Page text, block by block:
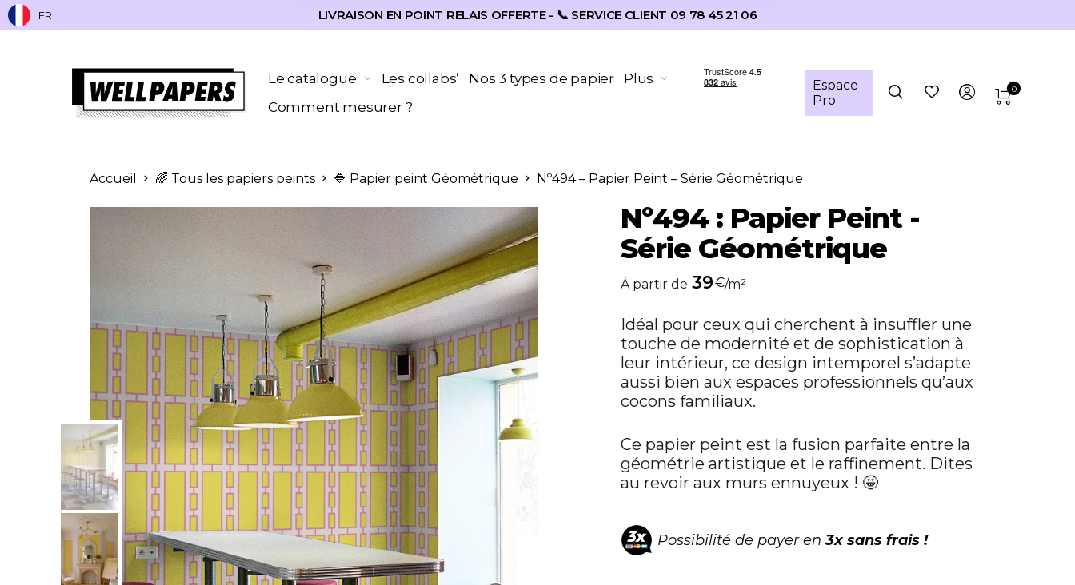
FR LIVRAISON EN POINT RELAIS OFFERTE - 📞 SERVICE CLIENT 09 78 45 21 06
Le catalogue Les collabs’ Nos 3 types de papier
Plus
Comment mesurer ?
Espace
Pro
0
Accueil 🌈 Tous les papiers peints 🔷 Papier peint Géométrique Nº494 – Papier Peint – Série Géométrique
Nº494 : Papier Peint -
Série Géométrique
À partir de 39€/m²
Idéal pour ceux qui cherchent à insuffler une
touche de modernité et de sophistication à
leur intérieur, ce design intemporel s’adapte
aussi bien aux espaces professionnels qu’aux
cocons familiaux.
Ce papier peint est la fusion parfaite entre la
géométrie artistique et le raffinement. Dites
au revoir aux murs ennuyeux ! 🤩
Possibilité de payer en3x sans frais !